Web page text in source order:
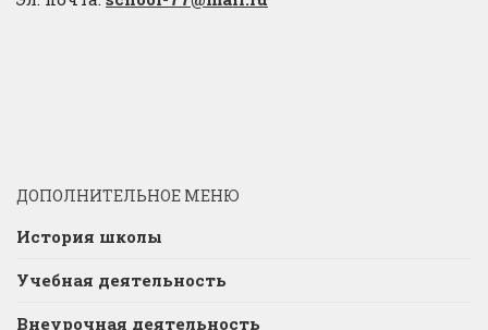
ДОПОЛНИТЕЛЬНОЕ МЕНЮ
История школы
Учебная деятельность
Внеурочная деятельность